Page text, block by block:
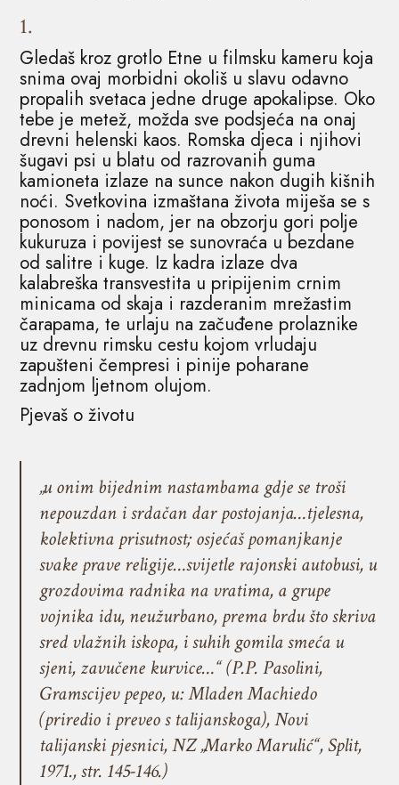
1.
Gledaš kroz grotlo Etne u filmsku kameru koja
snima ovaj morbidni okoliš u slavu odavno
propalih svetaca jedne druge apokalipse. Oko
tebe je metež, možda sve podsjeća na onaj
drevni helenski kaos. Romska djeca i njihovi
šugavi psi u blatu od razrovanih guma
kamioneta izlaze na sunce nakon dugih kišnih
noći. Svetkovina izmaštana života miješa se s
ponosom i nadom, jer na obzorju gori polje
kukuruza i povijest se sunovraća u bezdane
od salitre i kuge. Iz kadra izlaze dva
kalabreška transvestita u pripijenim crnim
minicama od skaja i razderanim mrežastim
čarapama, te urlaju na začuđene prolaznike
uz drevnu rimsku cestu kojom vrludaju
zapušteni čempresi i pinije poharane
zadnjom ljetnom olujom.
Pjevaš o životu
„u onim bijednim nastambama gdje se troši
nepouzdan i srdačan dar postojanja…tjelesna,
kolektivna prisutnost; osjećaš pomanjkanje
svake prave religije…svijetle rajonski autobusi, u
grozdovima radnika na vratima, a grupe
vojnika idu, neužurbano, prema brdu što skriva
sred vlažnih iskopa, i suhih gomila smeća u
sjeni, zavučene kurvice…“ (P.P. Pasolini,
Gramscijev pepeo, u: Mladen Machiedo
(priredio i preveo s talijanskoga),Novi
talijanski pjesnici, NZ „Marko Marulić“, Split,
1971., str. 145-146.)